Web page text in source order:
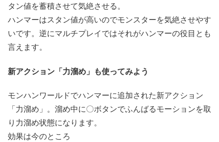
タン値を蓄積させて気絶させる。
ハンマーはスタン値が高いのでモンスターを気絶させやす
いです。逆にマルチプレイではそれがハンマーの役目とも
言えます。
新アクション「力溜め」も使ってみよう
モンハンワールドでハンマーに追加された新アクション
「力溜め」。溜め中に〇ボタンでふんばるモーションを取
り力溜め状態になります。
効果は今のところ